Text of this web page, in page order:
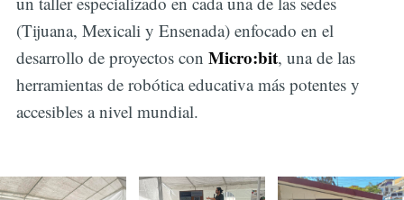
(Tijuana, Mexicali y Ensenada) enfocado en el
desarrollo de proyectos con Micro:bit, una de las
herramientas de robótica educativa más potentes y
accesibles a nivel mundial.